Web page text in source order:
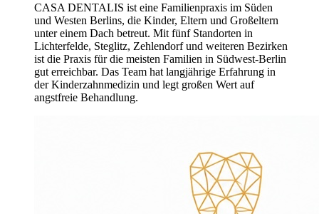
CASA DENTALIS ist eine Familienpraxis im Süden
und Westen Berlins, die Kinder, Eltern und Großeltern
unter einem Dach betreut. Mit fünf Standorten in
Lichterfelde, Steglitz, Zehlendorf und weiteren Bezirken
ist die Praxis für die meisten Familien in Südwest-Berlin
gut erreichbar. Das Team hat langjährige Erfahrung in
der Kinderzahnmedizin und legt großen Wert auf
angstfreie Behandlung.